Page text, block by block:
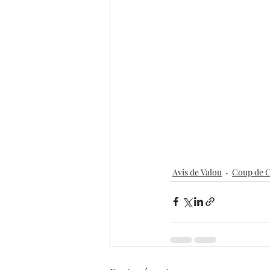
Avis de Valou Coup de